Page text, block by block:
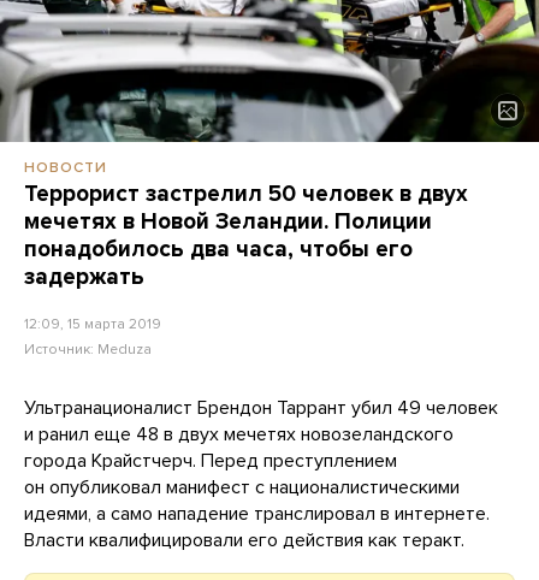
НОВОСТИ
Террорист застрелил 50 человек в двух
мечетях в Новой Зеландии. Полиции
понадобилось два часа, чтобы его
задержать
12:09, 15 марта 2019
Источник: Meduza
Ультранационалист Брендон Таррант убил 49 человек
и ранил еще 48 в двух мечетях новозеландского
города Крайстчерч. Перед преступлением
он опубликовал манифест с националистическими
идеями, а само нападение транслировал в интернете.
Власти квалифицировали его действия как теракт.